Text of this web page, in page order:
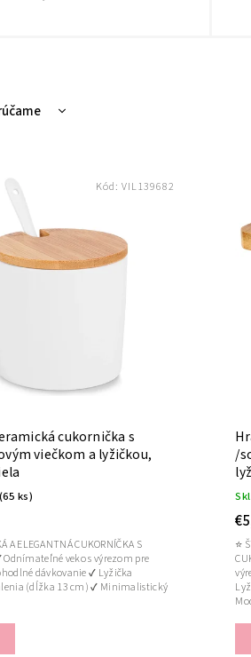
cukornička s
viečkom a lyžičkou,
(65 ks)
A ELEGANTNÁ CUKORNÍČKA S
dávkovanie ✔ Lyžička
(dĺžka 13 cm) ✔ Minimalistický
Kód:VIL139682
/
⭐